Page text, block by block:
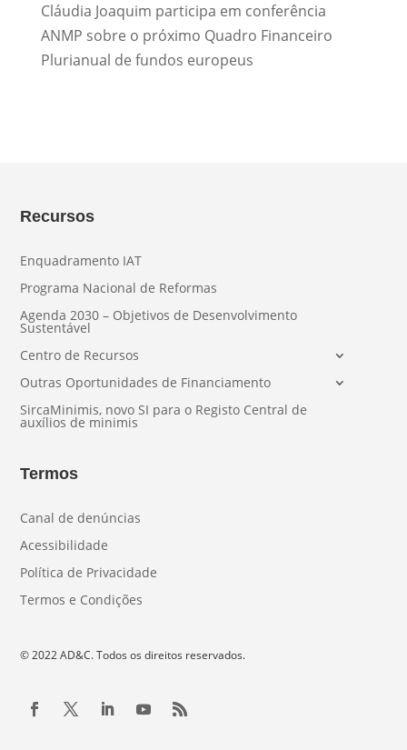
Cláudia Joaquim participa em conferência
ANMP sobre o próximo Quadro Financeiro
Plurianual de fundos europeus
Recursos
Enquadramento IAT
Programa Nacional de Reformas
Agenda 2030 – Objetivos de Desenvolvimento
Sustentável
Centro de Recursos
Outras Oportunidades de Financiamento
SircaMinimis, novo SI para o Registo Central de
auxílios de minimis
Termos
Canal de denúncias
Acessibilidade
Política de Privacidade
Termos e Condições
© 2022 AD&C. Todos os direitos reservados.